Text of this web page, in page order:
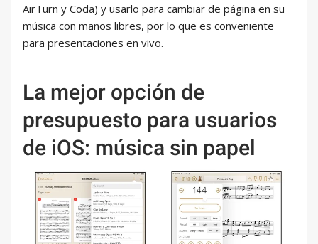
AirTurn y Coda) y usarlo para cambiar de página en su
música con manos libres, por lo que es conveniente
para presentaciones en vivo.
La mejor opción de
presupuesto para usuarios
de iOS: música sin papel